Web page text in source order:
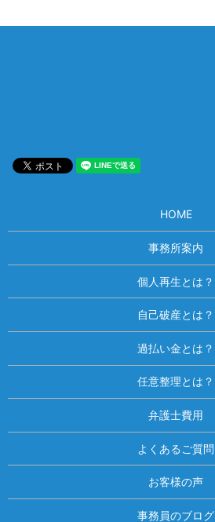
HOME
事務所案内
個人再生とは？
自己破産とは？
過払い金とは？
任意整理とは？
弁護士費用
よくあるご質問
お客様の声
事務員のブログ